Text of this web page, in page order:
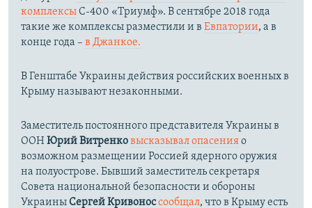
комплексыС-400 «Триумф». В сентябре 2018 года
такие же комплексы разместили и в Евпатории, а в
конце года – в Джанкое.
В Генштабе Украины действия российских военных в
Крыму называют незаконными.
Заместитель постоянного представителя Украины в
ООН Юрий Витренковысказывал опасенияо
возможном размещении Россией ядерного оружия
на полуострове. Бывший заместитель секретаря
Совета национальной безопасности и обороны
УкраиныСергей Кривоноссообщал, что в Крыму есть